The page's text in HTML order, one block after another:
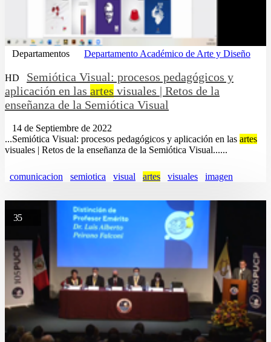
Departamentos Departamento Académico de Arte y Diseño
HD
Semiótica Visual: procesos pedagógicos y
aplicación en las artes visuales | Retos de la
enseñanza de la Semiótica Visual
14 de Septiembre de 2022
...Semiótica Visual: procesos pedagógicos y aplicación en las artes
visuales | Retos de la enseñanza de la Semiótica Visual......
comunicacion semiotica visual artes visuales imagen
35